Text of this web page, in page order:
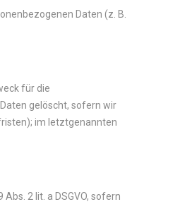
Daten (z. B.
für die
gelöscht, sofern wir
im letztgenannten
2 lit. a DSGVO, sofern